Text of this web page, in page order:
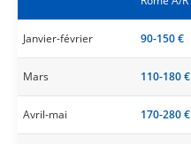
Janvier-février 90-150 €
Mars 110-180 €
Avril-mai 170-280 €